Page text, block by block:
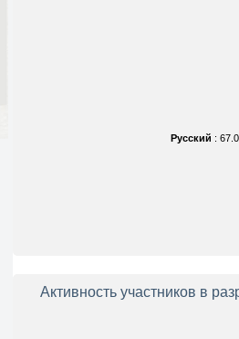
Русский :
Активность участников в